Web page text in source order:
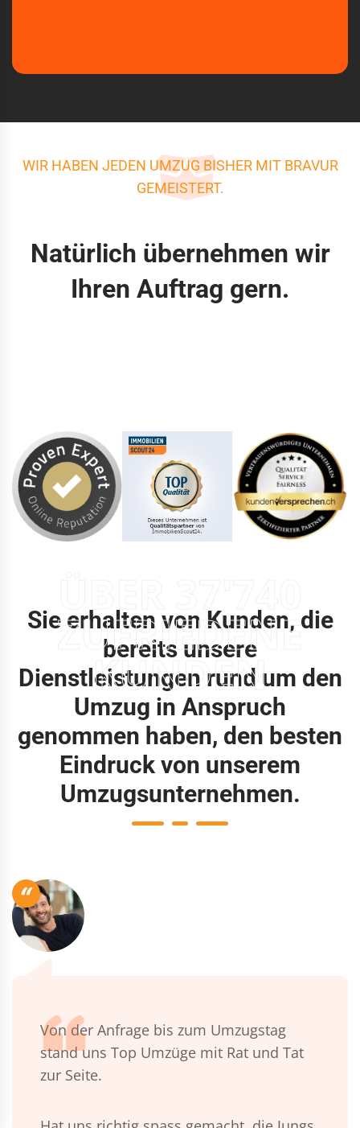
WIR HABEN JEDEN UMZUG BISHER MIT BRAVUR
GEMEISTERT.
Natürlich übernehmen wir
Ihren Auftrag gern.
ZUFRIEDENE
KUNDEN
Sie erhalten von Kunden, die
bereits unsere
Dienstleistungen rund um den
Umzug in Anspruch
genommen haben, den besten
Eindruck von unserem
Umzugsunternehmen.
“
Von der Anfrage bis zum Umzugstag
stand uns Top Umzüge mit Rat und Tat
zur Seite.